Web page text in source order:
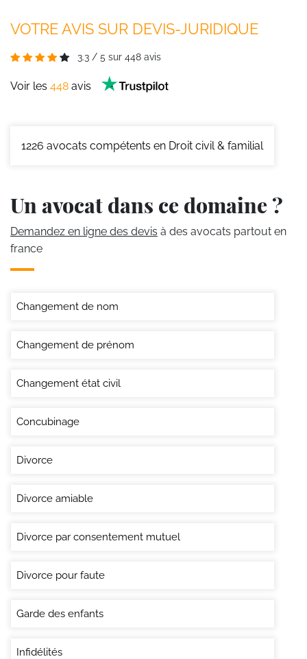
VOTRE AVIS SUR DEVIS-JURIDIQUE
3.3 / 5 sur 448 avis
Voir les 448 avis
1226 avocats compétents en Droit civil & familial
Un avocat dans ce domaine ?
Demandez en ligne des devis à des avocats partout en
france
Changement de nom
Changement de prénom
Changement état civil
Concubinage
Divorce
Divorce amiable
Divorce par consentement mutuel
Divorce pour faute
Garde des enfants
Infidélités